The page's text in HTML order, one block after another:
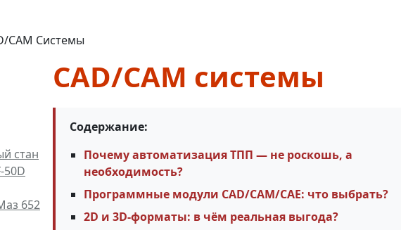
CAM Системы
стан
50D
652
CAD/CAM системы
Содержание:
Почему автоматизация ТПП — не роскошь, а
необходимость?
Программные модули CAD/САМ/САЕ: что выбрать?
2D и 3D-форматы: в чём реальная выгода?